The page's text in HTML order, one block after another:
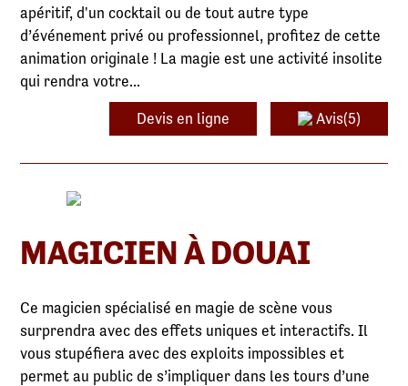
apéritif, d'un cocktail ou de tout autre type
d’événement privé ou professionnel, profitez de cette
animation originale ! La magie est une activité insolite
qui rendra votre...
Devis en ligne Avis(5)
MAGICIEN À DOUAI
Ce magicien spécialisé en magie de scène vous
surprendra avec des effets uniques et interactifs. Il
vous stupéfiera avec des exploits impossibles et
permet au public de s’impliquer dans les tours d’une